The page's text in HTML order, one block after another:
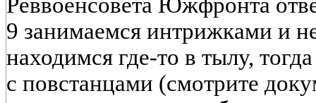
9 занимаемся интрижками и
находимся где-то в тылу,
с повстанцами (смотрите